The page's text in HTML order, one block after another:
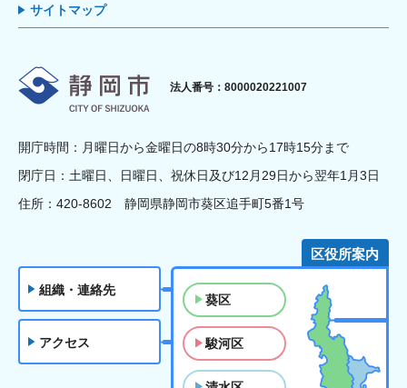
サイトマップ
静岡市
法人番号：8000020221007
開庁時間：月曜日から金曜日の8時30分から17時15分まで
閉庁日：土曜日、日曜日、祝休日及び12月29日から翌年1月3日
住所：420-8602 静岡県静岡市葵区追手町5番1号
組織・連絡先
アクセス
区役所案内
葵区
駿河区